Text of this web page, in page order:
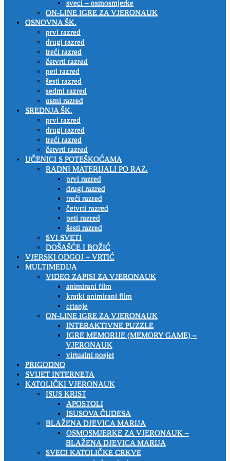
sveci – osmosmjerke
ON-LINE IGRE ZA VJERONAUK
OSNOVNA ŠK.
prvi razred
drugi razred
treći razred
četvrti razred
peti razred
šesti razred
sedmi razred
osmi razred
SREDNJA ŠK.
prvi razred
drugi razred
treći razred
četvrti razred
UČENICI S POTEŠKOĆAMA
RADNI MATERIJALI PO RAZ.
prvi razred
drugi razred
treći razred
četvrti razred
peti razred
šesti razred
SVI SVETI
DOŠAŠĆE I BOŽIĆ
VJERSKI ODGOJ – VRTIĆ
MULTIMEDIJA
VIDEO ZAPISI ZA VJERONAUK
animirani film
kratki animirani film
crtanje
ON-LINE IGRE ZA VJERONAUK
INTERAKTIVNE PUZZLE
IGRE MEMORIJE (MEMORY GAME) –
VJERONAUK
virtualni posjet
PRIGODNO
SVIJET INTERNETA
KATOLIČKI VJERONAUK
ISUS KRIST
APOSTOLI
ISUSOVA ČUDESA
BLAŽENA DJEVICA MARIJA
OSMOSMJERKE ZA VJERONAUK –
BLAŽENA DJEVICA MARIJA
SVECI KATOLIČKE CRKVE